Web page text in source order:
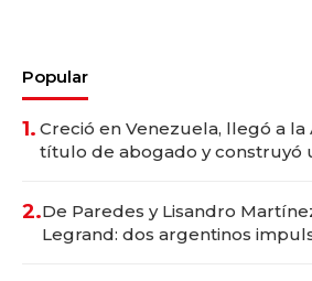
Popular
1. Creció en Venezuela, llegó a
título de abogado y construyó
2.De Paredes y Lisandro
Legrand: dos argentinos